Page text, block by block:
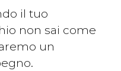
il tuo
non sai come
un